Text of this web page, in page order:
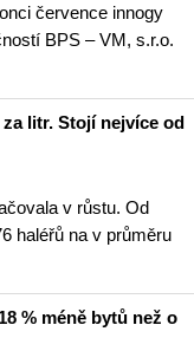
července innogy
BPS – VM, s.r.o.
za litr. Stojí nejvíce od
v růstu. Od
haléřů na v průměru
% méně bytů než o